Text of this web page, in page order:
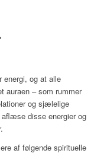
energi, og at alle
auraen – som rummer
og sjælelige
disse energier og
af følgende spirituelle